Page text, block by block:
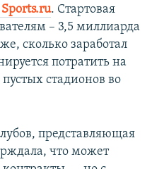
Sports.ru. Стартовая
– 3,5 миллиарда
сколько заработал
потратить на
стадионов во
представляющая
что может